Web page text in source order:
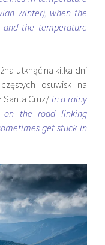
winter), when the
the temperature
utknąć na kilka dni
osuwisk na
Cruz/ In a rainy
on the road linking
get stuck in